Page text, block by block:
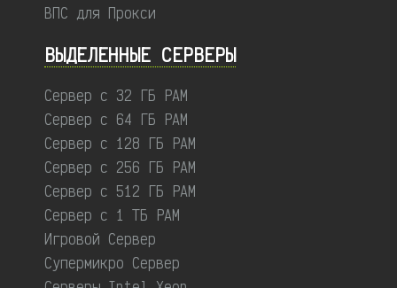
ВПС для Прокси
ВЫДЕЛЕННЫЕ CЕРВЕРЫ
Сервер с 32 ГБ РАМ
Сервер с 64 ГБ РАМ
Сервер с 128 ГБ РАМ
Сервер с 256 ГБ РАМ
Сервер с 512 ГБ РАМ
Сервер с 1 ТБ РАМ
Игровой Сервер
Супермикро Сервер